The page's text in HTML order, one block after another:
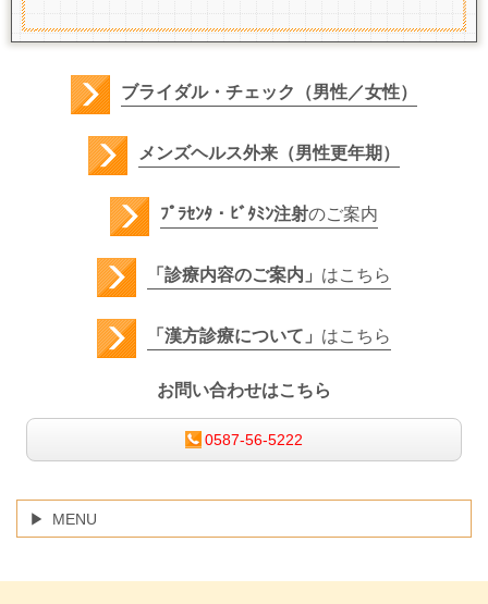
ブライダル・チェック（男性／女性）
メンズヘルス外来（男性更年期）
ﾌﾟﾗｾﾝﾀ・ﾋﾞﾀﾐﾝ注射のご案内
「診療内容のご案内」 はこちら
「漢方診療について」 はこちら
お問い合わせはこちら
0587-56-5222
MENU